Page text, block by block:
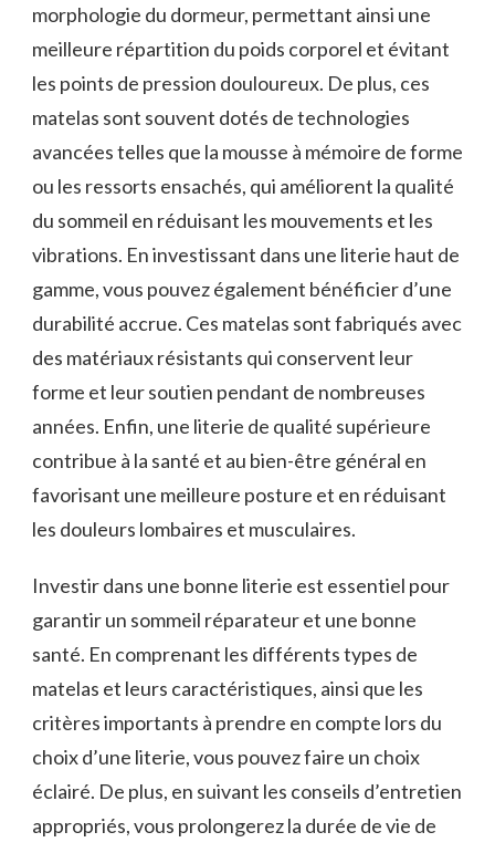
morphologie du dormeur, permettant ainsi une
meilleure répartition du poids corporel et évitant
les points de pression douloureux. De plus, ces
matelas sont souvent dotés de technologies
avancées telles que la mousse à mémoire de forme
ou les ressorts ensachés, qui améliorent la qualité
du sommeil en réduisant les mouvements et les
vibrations. En investissant dans une literie haut de
gamme, vous pouvez également bénéficier d’une
durabilité accrue. Ces matelas sont fabriqués avec
des matériaux résistants qui conservent leur
forme et leur soutien pendant de nombreuses
années. Enfin, une literie de qualité supérieure
contribue à la santé et au bien-être général en
favorisant une meilleure posture et en réduisant
les douleurs lombaires et musculaires.
Investir dans une bonne literie est essentiel pour
garantir un sommeil réparateur et une bonne
santé. En comprenant les différents types de
matelas et leurs caractéristiques, ainsi que les
critères importants à prendre en compte lors du
choix d’une literie, vous pouvez faire un choix
éclairé. De plus, en suivant les conseils d’entretien
appropriés, vous prolongerez la durée de vie de